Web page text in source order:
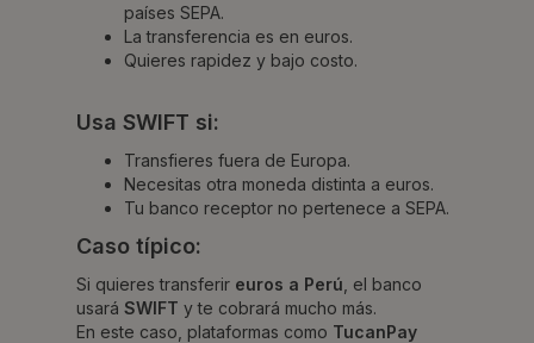
países SEPA.
La transferencia es en euros.
Quieres rapidez y bajo costo.
Usa SWIFT si:
Transfieres fuera de Europa.
Necesitas otra moneda distinta a euros.
Tu banco receptor no pertenece a SEPA.
Caso típico:
Si quieres transferir euros a Perú , el banco
usará SWIFT y te cobrará mucho más.
En este caso, plataformas como TucanPay